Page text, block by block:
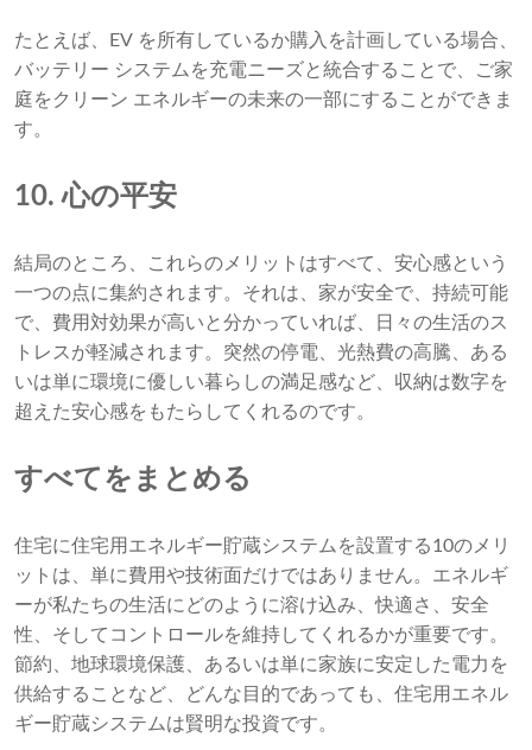
たとえば、EV を所有しているか購入を計画している場合、
バッテリー システムを充電ニーズと統合することで、ご家
庭をクリーン エネルギーの未来の一部にすることができま
す。
10. 心の平安
結局のところ、これらのメリットはすべて、安心感という
一つの点に集約されます。それは、家が安全で、持続可能
で、費用対効果が高いと分かっていれば、日々の生活のス
トレスが軽減されます。突然の停電、光熱費の高騰、ある
いは単に環境に優しい暮らしの満足感など、収納は数字を
超えた安心感をもたらしてくれるのです。
すべてをまとめる
住宅に住宅用エネルギー貯蔵システムを設置する10のメリ
ットは、単に費用や技術面だけではありません。エネルギ
ーが私たちの生活にどのように溶け込み、快適さ、安全
性、そしてコントロールを維持してくれるかが重要です。
節約、地球環境保護、あるいは単に家族に安定した電力を
供給することなど、どんな目的であっても、住宅用エネル
ギー貯蔵システムは賢明な投資です。